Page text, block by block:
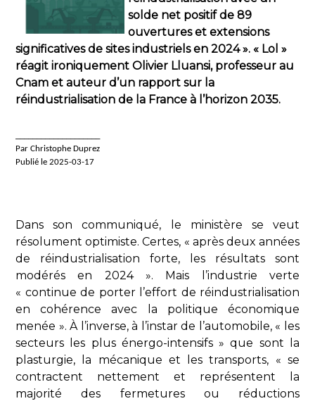
solde net positif de 89
ouvertures et extensions
significatives de sites industriels en 2024 ». « Lol »
réagit ironiquement Olivier Lluansi, professeur au
Cnam et auteur d’un rapport sur la
réindustrialisation de la France à l’horizon 2035.
Par Christophe Duprez
Publié le 2025-03-17
Dans son communiqué, le ministère se veut
résolument optimiste. Certes, « après deux années
de réindustrialisation forte, les résultats sont
modérés en 2024 ». Mais l’industrie verte
« continue de porter l’effort de réindustrialisation
en cohérence avec la politique économique
menée ». À l’inverse, à l’instar de l’automobile, « les
secteurs les plus énergo-intensifs » que sont la
plasturgie, la mécanique et les transports, « se
contractent nettement et représentent la
majorité des fermetures ou réductions